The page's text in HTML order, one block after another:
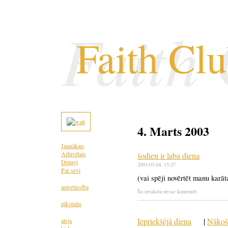
Faith
Faith
Jaunākais
Arhivētais
Draugi
Par sevi
autortiesība
pīkstulis
ateja
4. Marts 2003
šodien ir laba diena
2003.03.04, 15:27
(vai spēji novērtēt manu
Šo ierakstu nevar komentēt.
Iepriekšējā diena |